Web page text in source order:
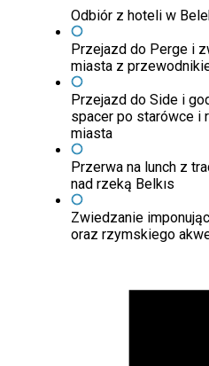
Odbiór z hoteli w
Przejazd do Perge i
miasta z
Przejazd do Side i
spacer po starówce i
miasta
Przerwa na lunch z
nad rzeką Belkıs
Zwiedzanie
oraz rzymskiego